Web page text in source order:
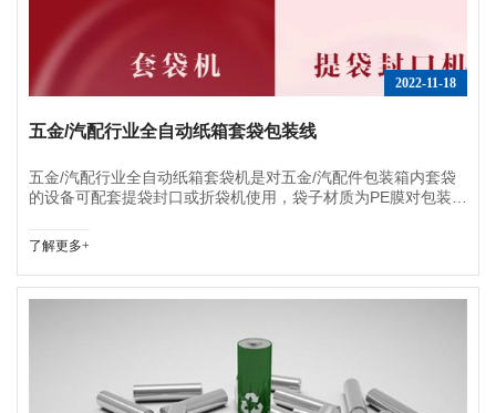
2022-11-18
五金/汽配行业全自动纸箱套袋包装线
五金/汽配行业全自动纸箱套袋机是对五金/汽配件包装箱内套袋
的设备可配套提袋封口或折袋机使用，袋子材质为PE膜对包装产
了解更多+